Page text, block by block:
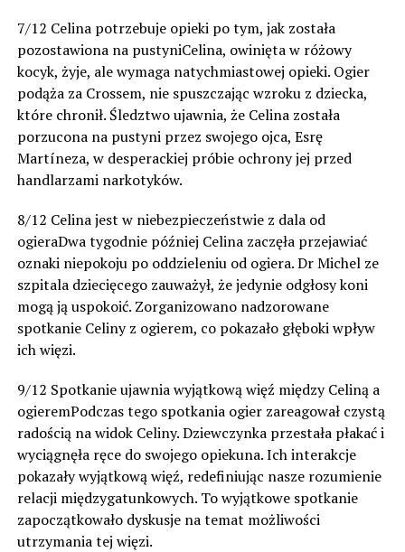
7/12 Celina potrzebuje opieki po tym, jak została
pozostawiona na pustyniCelina, owinięta w różowy
kocyk, żyje, ale wymaga natychmiastowej opieki. Ogier
podąża za Crossem, nie spuszczając wzroku z dziecka,
które chronił. Śledztwo ujawnia, że Celina została
porzucona na pustyni przez swojego ojca, Esrę
Martíneza, w desperackiej próbie ochrony jej przed
handlarzami narkotyków.
8/12 Celina jest w niebezpieczeństwie z dala od
ogieraDwa tygodnie później Celina zaczęła przejawiać
oznaki niepokoju po oddzieleniu od ogiera. Dr Michel ze
szpitala dziecięcego zauważył, że jedynie odgłosy koni
mogą ją uspokoić. Zorganizowano nadzorowane
spotkanie Celiny z ogierem, co pokazało głęboki wpływ
ich więzi.
9/12 Spotkanie ujawnia wyjątkową więź między Celiną a
ogieremPodczas tego spotkania ogier zareagował czystą
radością na widok Celiny. Dziewczynka przestała płakać i
wyciągnęła ręce do swojego opiekuna. Ich interakcje
pokazały wyjątkową więź, redefiniując nasze rozumienie
relacji międzygatunkowych. To wyjątkowe spotkanie
zapoczątkowało dyskusje na temat możliwości
utrzymania tej więzi.